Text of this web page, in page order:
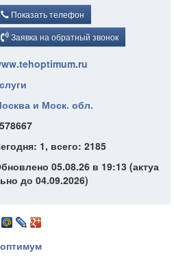
Показать телефон
Заявка на обратный звонок
и Моск. обл.
1, всего: 2185
05.08.26 в 19:13 (актуа
до 04.09.2026)